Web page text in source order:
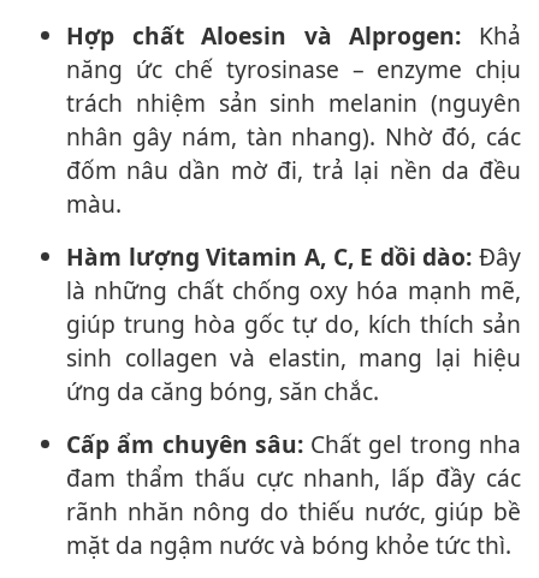
Hợp chất Aloesin và Alprogen: Khả
năng ức chế tyrosinase – enzyme chịu
trách nhiệm sản sinh melanin (nguyên
nhân gây nám, tàn nhang). Nhờ đó, các
đốm nâu dần mờ đi, trả lại nền da đều
màu.
Hàm lượng Vitamin A, C, E dồi dào: Đây
là những chất chống oxy hóa mạnh mẽ,
giúp trung hòa gốc tự do, kíc‌h thí‌ch sản
sinh collagen và elastin, mang lại hiệu
ứng da căng bóng, săn chắc.
Cấp ẩm chuyên sâu:Chất gel trong nha
đam thẩm thấu cực nhanh, lấp đầy các
rãnh nhăn nông do thiếu nước, giúp bề
mặt da ngậm nước và bóng khỏe tức thì.